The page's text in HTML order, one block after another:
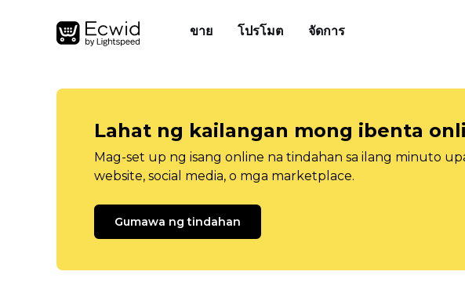
ขาย โปรโมต จัดการ
Lahat ng kailangan mong ibenta
Mag-set up ng isang online na tindahan sa ilang minuto
website, social media, o mga marketplace.
Gumawa ng tindahan